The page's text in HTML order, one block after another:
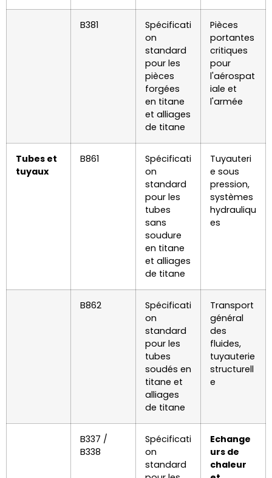
B381
Spécificati
on
standard
pour les
pièces
forgées
en titane
et alliages
de titane
Pièces
portantes
critiques
pour
l'aérospat
iale et
l'armée
Tubes et
tuyaux
B861
Spécificati
on
standard
pour les
tubes
sans
soudure
en titane
et alliages
de titane
Tuyauteri
e sous
pression,
systèmes
hydrauliqu
es
B862
Spécificati
on
standard
pour les
tubes
soudés en
titane et
alliages
de titane
Transport
général
des
fluides,
tuyauterie
structurell
e
B337 /
B338
Spécificati
on
standard
Echange
urs de
chaleur